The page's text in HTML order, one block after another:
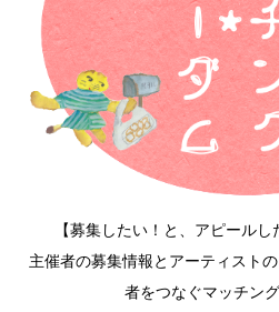
【募集したい！と、アピールし
主催者の募集情報とアーティスト
者をつなぐマッチン